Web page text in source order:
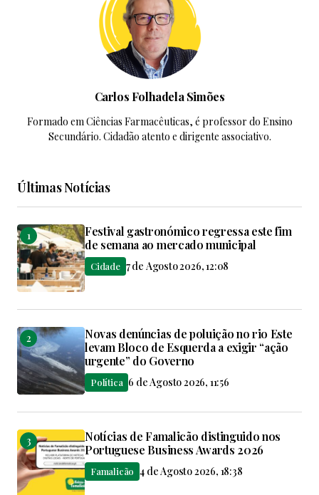
Carlos Folhadela Simões
Formado em Ciências Farmacêuticas, é professor do Ensino
Secundário. Cidadão atento e dirigente associativo.
Últimas Notícias
Festival gastronómico regressa este fim
de semana ao mercado municipal
Cidade 7 de Agosto 2026, 12:08
Novas denúncias de poluição no rio Este
levam Bloco de Esquerda a exigir “ação
urgente” do Governo
Política 6 de Agosto 2026, 11:56
Notícias de Famalicão distinguido nos
Portuguese Business Awards 2026
Famalicão 4 de Agosto 2026, 18:38